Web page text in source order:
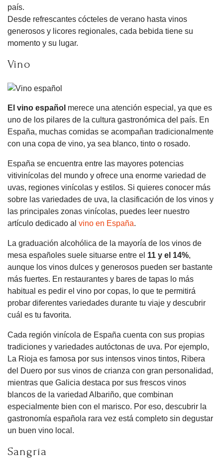
país.
Desde refrescantes cócteles de verano hasta vinos
generosos y licores regionales, cada bebida tiene su
momento y su lugar.
Vino
El vino español merece una atención especial, ya que es
uno de los pilares de la cultura gastronómica del país. En
España, muchas comidas se acompañan tradicionalmente
con una copa de vino, ya sea blanco, tinto o rosado.
España se encuentra entre las mayores potencias
vitivinícolas del mundo y ofrece una enorme variedad de
uvas, regiones vinícolas y estilos. Si quieres conocer más
sobre las variedades de uva, la clasificación de los vinos y
las principales zonas vinícolas, puedes leer nuestro
artículo dedicado al vino en España.
La graduación alcohólica de la mayoría de los vinos de
mesa españoles suele situarse entre el 11 y el 14%,
aunque los vinos dulces y generosos pueden ser bastante
más fuertes. En restaurantes y bares de tapas lo más
habitual es pedir el vino por copas, lo que te permitirá
probar diferentes variedades durante tu viaje y descubrir
cuál es tu favorita.
Cada región vinícola de España cuenta con sus propias
tradiciones y variedades autóctonas de uva. Por ejemplo,
La Rioja es famosa por sus intensos vinos tintos, Ribera
del Duero por sus vinos de crianza con gran personalidad,
mientras que Galicia destaca por sus frescos vinos
blancos de la variedad Albariño, que combinan
especialmente bien con el marisco. Por eso, descubrir la
gastronomía española rara vez está completo sin degustar
un buen vino local.
Sangría